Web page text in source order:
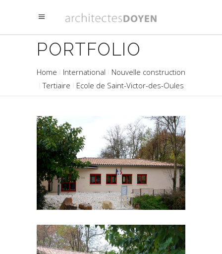
PORTFOLIO
Home International
Nouvelle construction
Tertiaire
Ecole de Saint-Victor-des-Oules